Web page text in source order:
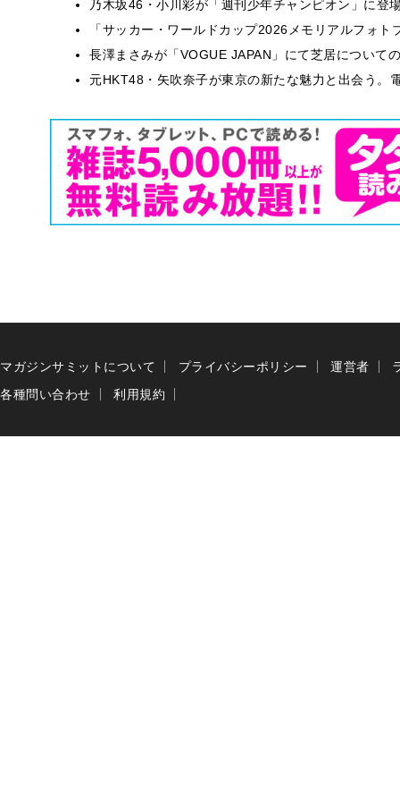
乃木坂46・小川彩が「週刊少年チャンピオン」に
「サッカー・ワールドカップ2026メモリアルフォ
長澤まさみが「VOGUE JAPAN」にて芝居について
元HKT48・矢吹奈子が東京の新たな魅力と出会う
マガジンサミットについて プライバシーポリシー 運営者
各種問い合わせ
利用規約